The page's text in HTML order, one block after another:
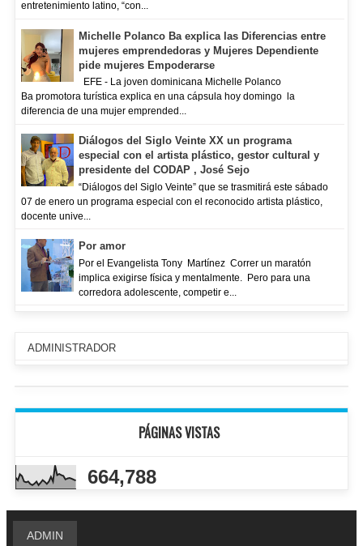
entretenimiento latino, “con...
Michelle Polanco Ba explica las Diferencias entre
mujeres emprendedoras y Mujeres Dependiente
pide mujeres Empoderarse
EFE - La joven dominicana Michelle Polanco
Ba promotora turística explica en una cápsula hoy domingo la
diferencia de una mujer emprended...
Diálogos del Siglo Veinte XX un programa
especial con el artista plástico, gestor cultural y
presidente del CODAP , José Sejo
“Diálogos del Siglo Veinte” que se trasmitirá este sábado
07 de enero un programa especial con el reconocido artista plástico,
docente unive...
Por amor
Por el Evangelista Tony Martínez Correr un maratón
implica exigirse física y mentalmente. Pero para una
corredora adolescente, competir e...
ADMINISTRADOR
PÁGINAS VISTAS
664,788
ADMIN